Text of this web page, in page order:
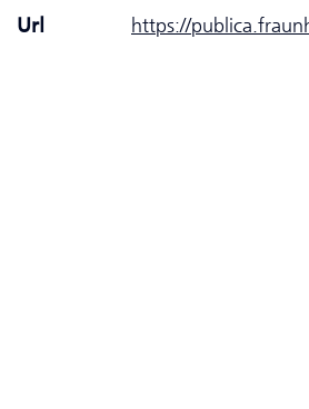
Url
https://